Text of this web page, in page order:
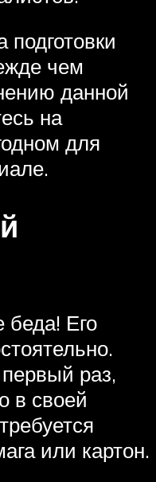
чем
данной
на
для
беда! Его
раз,
в своей
или картон.